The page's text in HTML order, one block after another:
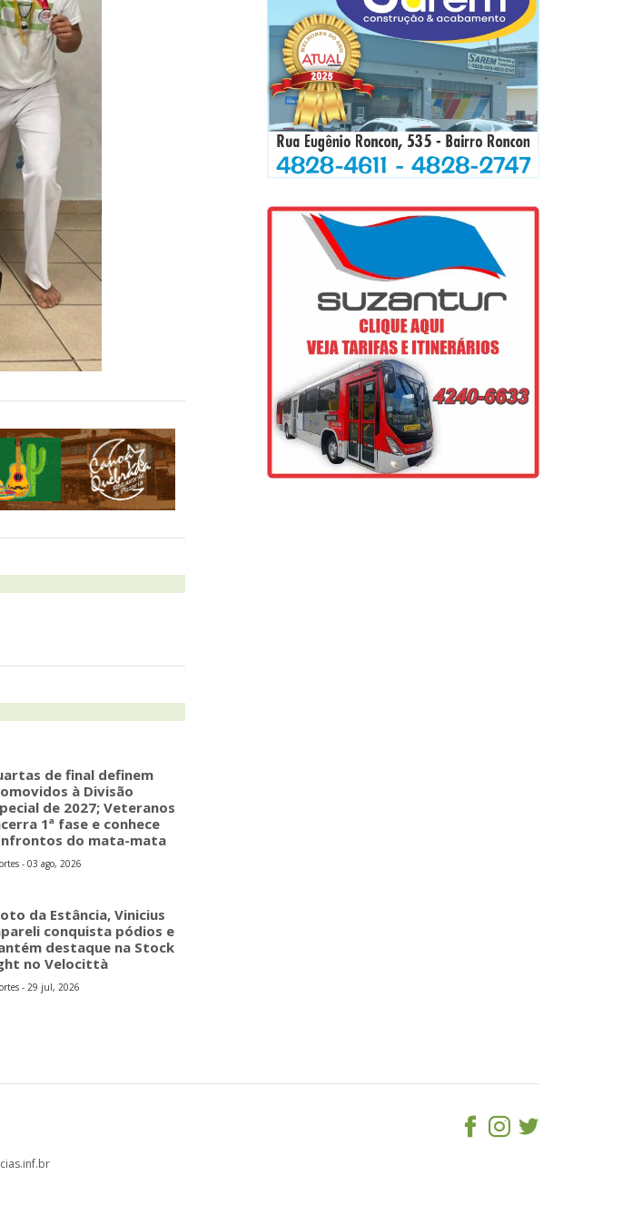
de final definem
à Divisão
de 2027; Veteranos
1ª fase e conhece
do mata-mata
- 03 ago, 2026
da Estância, Vinicius
conquista pódios e
destaque na Stock
no Velocittà
- 29 jul, 2026